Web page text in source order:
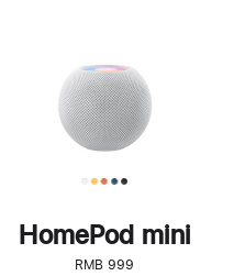
HomePod mini
RMB 999